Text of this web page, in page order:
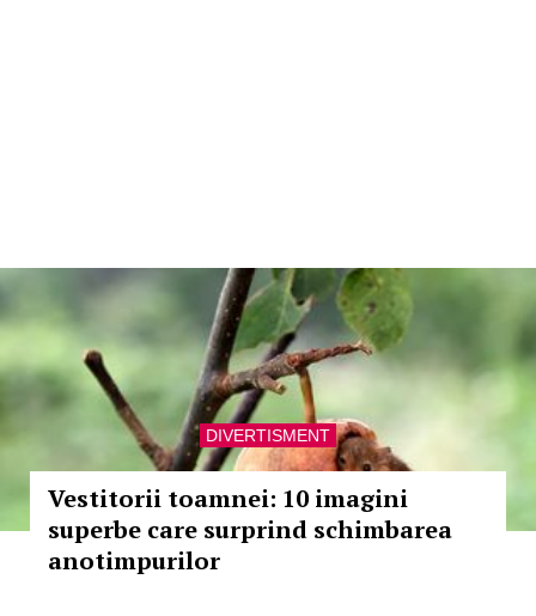
DIVERTISMENT
Vestitorii toamnei: 10 imagini
superbe care surprind schimbarea
anotimpurilor